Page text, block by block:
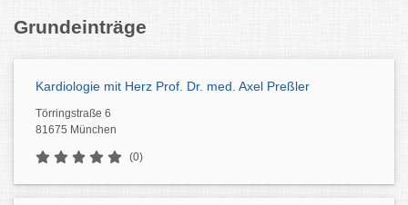
Grundeinträge
Kardiologie mit Herz Prof. Dr. med. Axel Preßler
Törringstraße 6
81675 München
(0)